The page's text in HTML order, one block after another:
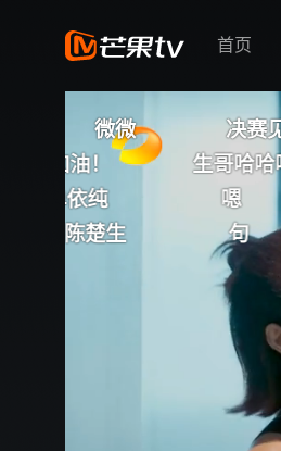
首页
陈楚生陈
生哥哈哈哈哈哈
决
嗯
单依纯
句
李翠霞李